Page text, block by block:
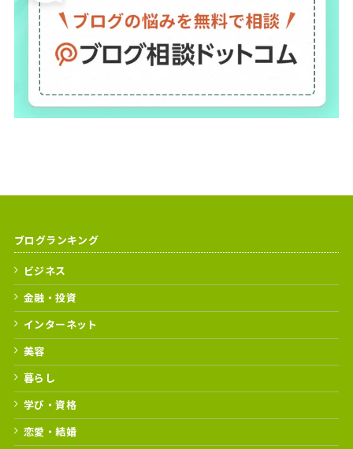
ブログランキング
ビジネス
金融・投資
インターネット
美容
暮らし
学び・資格
恋愛・結婚